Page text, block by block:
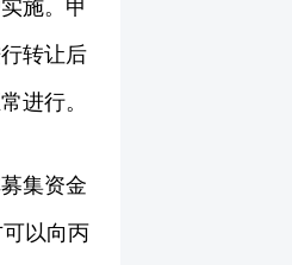
转让后
进行。
集资金
以向丙